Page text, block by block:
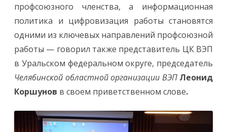
профсоюзного членства, а информационная
политика и цифровизация работы становятся
одними из ключевых направлений профсоюзной
работы — говорил также представитель ЦК ВЭП
в Уральском федеральном округе, председатель
Челябинской областной организации ВЭП Леонид
Коршунов в своем приветственном слове.